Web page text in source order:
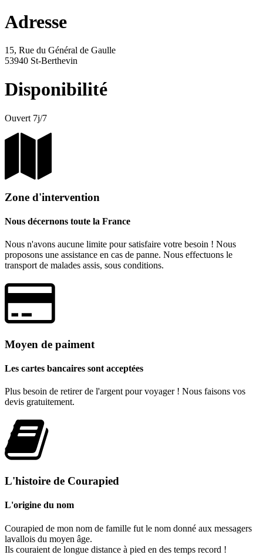
Adresse
15, Rue du Général de Gaulle
53940 St-Berthevin
Disponibilité
Ouvert 7j/7
Zone d'intervention
Nous décernons toute la France
Nous n'avons aucune limite pour satisfaire votre besoin ! Nous
proposons une assistance en cas de panne. Nous effectuons le
transport de malades assis, sous conditions.
Moyen de paiment
Les cartes bancaires sont acceptées
Plus besoin de retirer de l'argent pour voyager ! Nous faisons vos
devis gratuitement.
L'histoire de Courapied
L'origine du nom
Courapied de mon nom de famille fut le nom donné aux messagers
lavallois du moyen âge.
Ils couraient de longue distance à pied en des temps record !